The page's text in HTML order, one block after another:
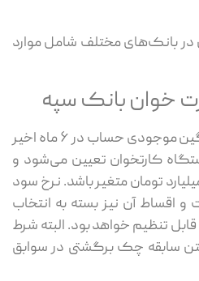
در بانک‌های مختلف شامل موارد
خوان بانک سپه
مبلغ این وام بر اساس میانگین موجودی حساب در ۶ ماه اخیر
کارتخوان تعیین می‌شود و
بین ۱۰ میلیون تا ۵ میلیارد تومان متغیر باشد. نرخ سود
درصد است و اقساط آن نیز بسته به انتخاب
بین ۱۲ تا ۶۰ ماه قابل تنظیم خواهد بود. البته شرط
سابقه چک برگشتی در سوابق